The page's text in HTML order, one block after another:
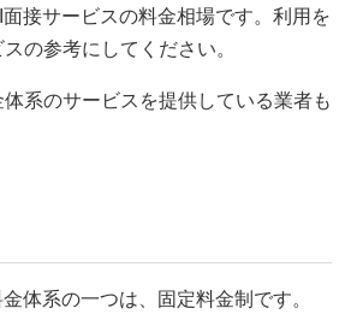
接サービスの料金相場です。利用を
の参考にしてください。
系のサービスを提供している業者も
体系の一つは、固定料金制です。